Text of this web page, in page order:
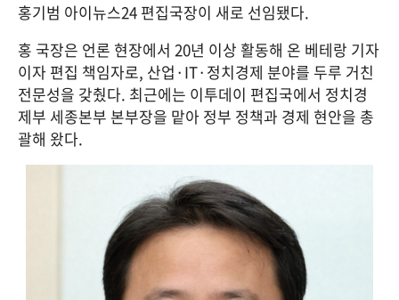
홍기범 아이뉴스24 편집국장이 새로 선임됐다.
홍 국장은 언론 현장에서 20년 이상 활동해 온 베테랑 기자
이자 편집 책임자로, 산업·IT·정치경제 분야를 두루 거친
전문성을 갖췄다. 최근에는 이투데이 편집국에서 정치경
제부 세종본부 본부장을 맡아 정부 정책과 경제 현안을 총
괄해 왔다.